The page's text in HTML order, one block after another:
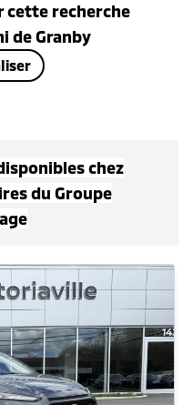
cette recherche
de Granby
schez
du Groupe